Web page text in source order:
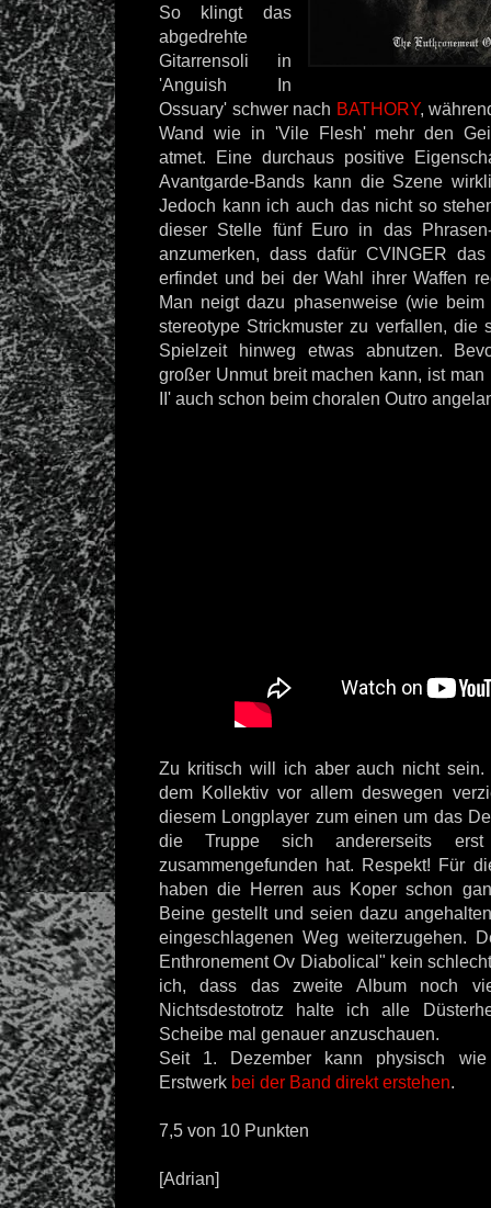
So klingt das
abgedrehte
Gitarrensoli in
'Anguish In
Ossuary' schwer nach BATHORY,
Wand wie in 'Vile Flesh' mehr den
atmet. Eine durchaus positive
Avantgarde-Bands kann die Szene
Jedoch kann ich auch das nicht so
dieser Stelle fünf Euro in das
anzumerken, dass dafür CVINGER
erfindet und bei der Wahl ihrer Waffen
Man neigt dazu phasenweise (wie
stereotype Strickmuster zu verfallen, die
Spielzeit hinweg etwas abnutzen.
großer Unmut breit machen kann, ist man
II' auch schon beim choralen Outro
Zu kritisch will ich aber auch nicht sein.
dem Kollektiv vor allem deswegen
diesem Longplayer zum einen um das
die Truppe sich andererseits
zusammengefunden hat. Respekt! Für
haben die Herren aus Koper schon
Beine gestellt und seien dazu
eingeschlagenen Weg weiterzugehen.
Enthronement Ov Diabolical" kein
ich, dass das zweite Album noch
Nichtsdestotrotz halte ich alle
Scheibe mal genauer anzuschauen.
Seit 1. Dezember kann physisch
Erstwerk bei der Band direkt erstehen.
7,5 von 10 Punkten
[Adrian]